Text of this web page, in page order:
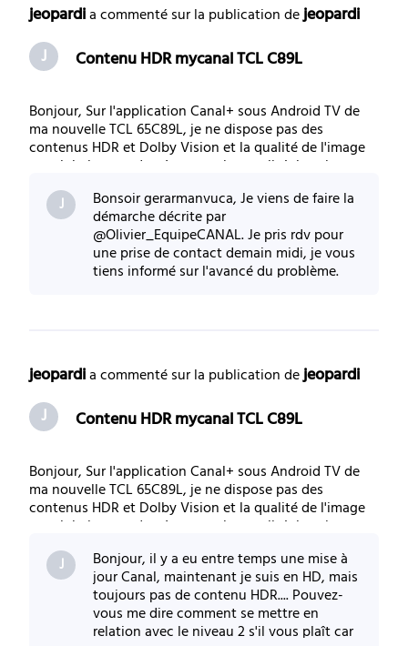
jeopardi a commenté sur la publication de jeopardi
J
Contenu HDR mycanal TCL C89L
Bonjour, Sur l'application Canal+ sous Android TV de
ma nouvelle TCL 65C89L, je ne dispose pas des
contenus HDR et Dolby Vision et la qualité de l'image
est globalement de très mauvaise qualité. Je suis en
ethernet et je possède un Shield qui est raccordé de la
m^me façon ou je visionne les films en
J Bonsoir gerarmanvuca, Je viens de faire la
démarche décrite par
@Olivier_EquipeCANAL. Je pris rdv pour
une prise de contact demain midi, je vous
tiens informé sur l'avancé du problème.
jeopardi a commenté sur la publication de jeopardi
J
Contenu HDR mycanal TCL C89L
Bonjour, Sur l'application Canal+ sous Android TV de
ma nouvelle TCL 65C89L, je ne dispose pas des
contenus HDR et Dolby Vision et la qualité de l'image
est globalement de très mauvaise qualité. Je suis en
ethernet et je possède un Shield qui est raccordé de la
m^me façon ou je visionne les films en
J Bonjour, il y a eu entre temps une mise à
jour Canal, maintenant je suis en HD, mais
toujours pas de contenu HDR.... Pouvez-
vous me dire comment se mettre en
relation avec le niveau 2 s'il vous plaît car